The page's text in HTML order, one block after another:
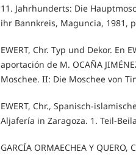
11. Jahrhunderts: Die
ihr Bannkreis, Maguncia, 1981,
EWERT, Chr. Typ und Dekor. En
aportación de M. OCAÑA
Moschee. II: Die Moschee von
EWERT, Chr., Spanisch-
Aljafería in Zaragoza. 1. Teil-
GARCÍA ORMAECHEA Y